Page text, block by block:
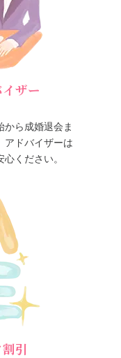
ザー
から成婚退会ま
アドバイザーは
ください。
引